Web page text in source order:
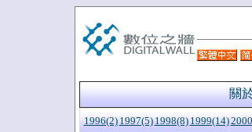
關
1996(2) 1997(5) 1998(8) 1999(14)